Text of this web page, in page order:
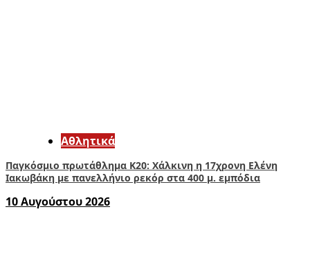
Αθλητικά
Παγκόσμιο πρωτάθλημα Κ20: Χάλκινη η 17χρονη Ελένη
Ιακωβάκη με πανελλήνιο ρεκόρ στα 400 μ. εμπόδια
10 Αυγούστου 2026